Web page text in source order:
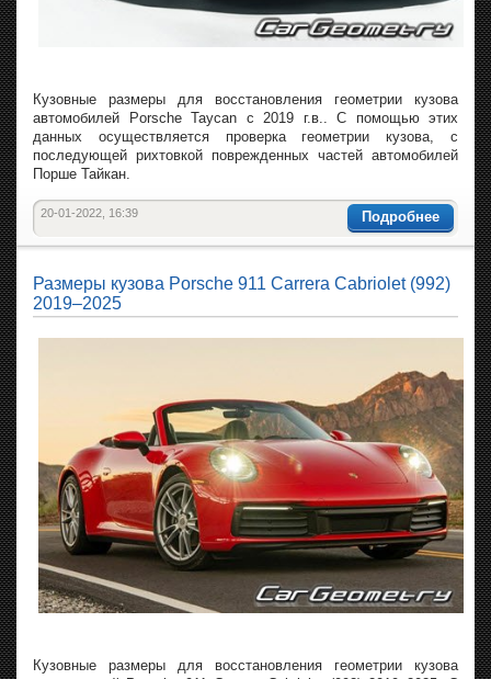
Кузовные размеры для восстановления геометрии кузова
автомобилей Porsche Taycan с 2019 г.в.. С помощью этих
данных осуществляется проверка геометрии кузова, с
последующей рихтовкой поврежденных частей автомобилей
Порше Тайкан.
Подробнее
20-01-2022, 16:39
Размеры кузова Porsche 911 Carrera Cabriolet (992)
2019–2025
Кузовные размеры для восстановления геометрии кузова